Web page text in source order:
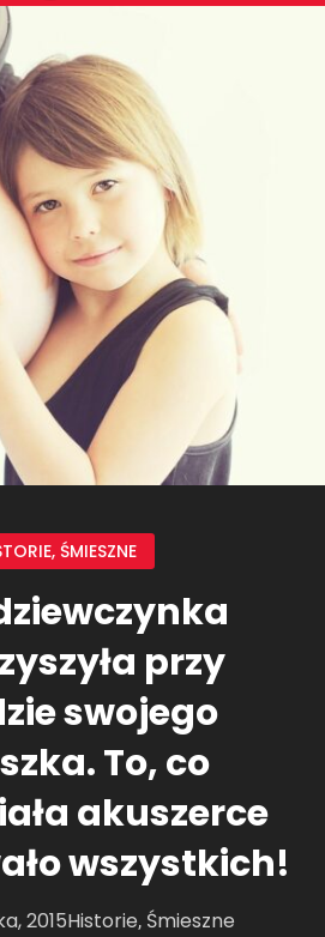
, ŚMIESZNE
przy
swojego
To, co
akuszerce
wszystkich!
2015Historie, Śmieszne